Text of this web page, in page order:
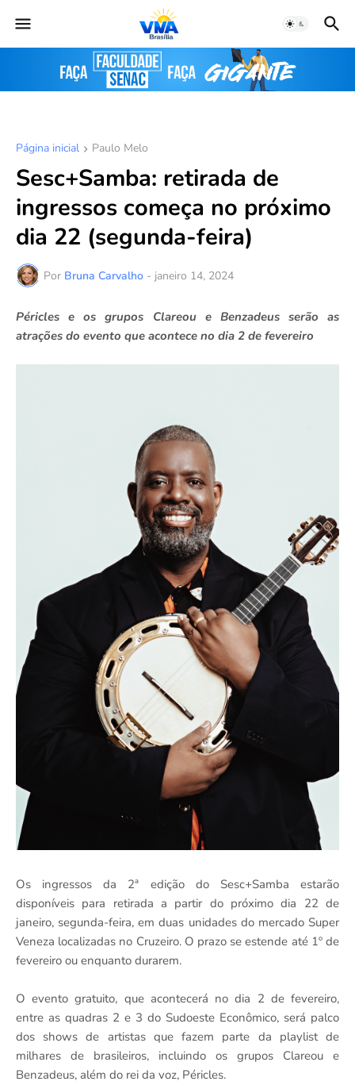
Página inicial Paulo Melo
Sesc+Samba: retirada de
ingressos começa no próximo
dia 22 (segunda-feira)
Por Bruna Carvalho - janeiro 14, 2024
Péricles e os grupos Clareou e Benzadeus serão as
atrações do evento que acontece no dia 2 de fevereiro
Os ingressos da 2ª edição do Sesc+Samba estarão
disponíveis para retirada a partir do próximo dia 22 de
janeiro, segunda-feira, em duas unidades do mercado Super
Veneza localizadas no Cruzeiro. O prazo se estende até 1º de
fevereiro ou enquanto durarem.
O evento gratuito, que acontecerá no dia 2 de fevereiro,
entre as quadras 2 e 3 do Sudoeste Econômico, será palco
dos shows de artistas que fazem parte da playlist de
milhares de brasileiros, incluindo os grupos Clareou e
Benzadeus, além do rei da voz, Péricles.